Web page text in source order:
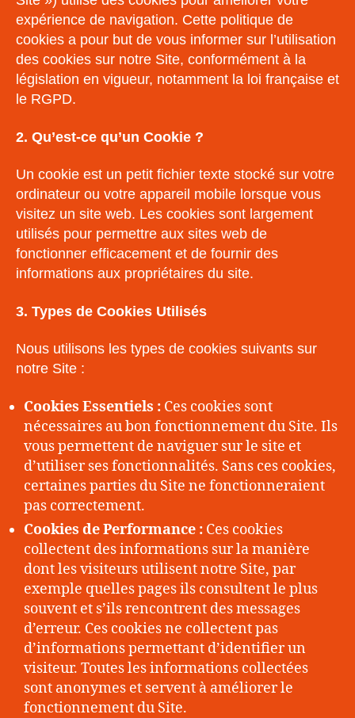
expérience de navigation. Cette politique de
cookies a pour but de vous informer sur l’utilisation
des cookies sur notre Site, conformément à la
législation en vigueur, notamment la loi française et
le RGPD.
2. Qu’est-ce qu’un Cookie ?
Un cookie est un petit fichier texte stocké sur votre
ordinateur ou votre appareil mobile lorsque vous
visitez un site web. Les cookies sont largement
utilisés pour permettre aux sites web de
fonctionner efficacement et de fournir des
informations aux propriétaires du site.
3. Types de Cookies Utilisés
Nous utilisons les types de cookies suivants sur
notre Site :
Cookies Essentiels : Ces cookies sont
nécessaires au bon fonctionnement du Site. Ils
vous permettent de naviguer sur le site et
d’utiliser ses fonctionnalités. Sans ces cookies,
certaines parties du Site ne fonctionneraient
pas correctement.
Cookies de Performance : Ces cookies
collectent des informations sur la manière
dont les visiteurs utilisent notre Site, par
exemple quelles pages ils consultent le plus
souvent et s’ils rencontrent des messages
d’erreur. Ces cookies ne collectent pas
d’informations permettant d’identifier un
visiteur. Toutes les informations collectées
sont anonymes et servent à améliorer le
fonctionnement du Site.